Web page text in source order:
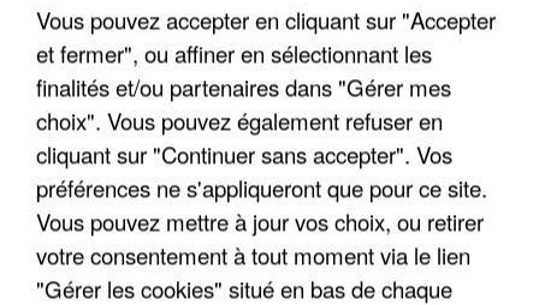
COULÉE DE BOUE EN HAUTE-SAVOIE
Vous pouvez accepter en cliquant sur "Accepter
et fermer", ou affiner en sélectionnant les
finalités et/ou partenaires dans "Gérer mes
choix". Vous pouvez également refuser en
cliquant sur "Continuer sans accepter". Vos
préférences ne s'appliqueront que pour ce site.
Vous pouvez mettre à jour vos choix, ou retirer
votre consentement à tout moment via le lien
"Gérer les cookies" situé en bas de chaque